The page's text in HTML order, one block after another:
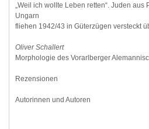
„Weil ich wollte Leben retten“. Juden
Ungarn
fliehen 1942/43 in Güterzügen versteckt
Oliver Schallert
Morphologie des Vorarlberger
Rezensionen
Autorinnen und Autoren